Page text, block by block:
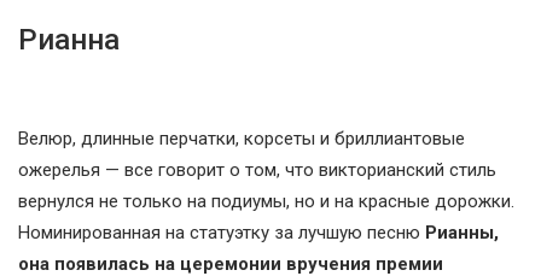
Рианна
Велюр, длинные перчатки, корсеты и бриллиантовые
ожерелья — все говорит о том, что викторианский стиль
вернулся не только на подиумы, но и на красные дорожки.
Номинированная на статуэтку за лучшую песню Рианны,
она появилась на церемонии вручения премии